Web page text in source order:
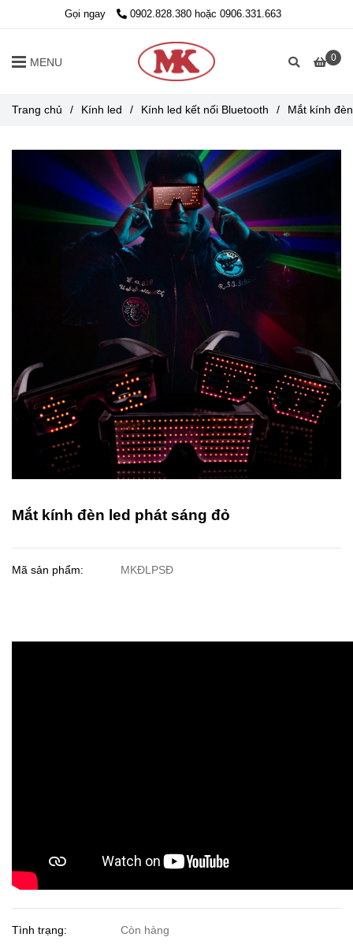
Gọi ngay 0902.828.380 hoặc 0906.331.663
0
MENU
Trang chủ / Kính led / Kính led kết nối Bluetooth / Mắt kính
Mắt kính đèn led phát sáng đỏ
Mã sản phẩm: MKĐLPSĐ
Tình trạng: Còn hàng